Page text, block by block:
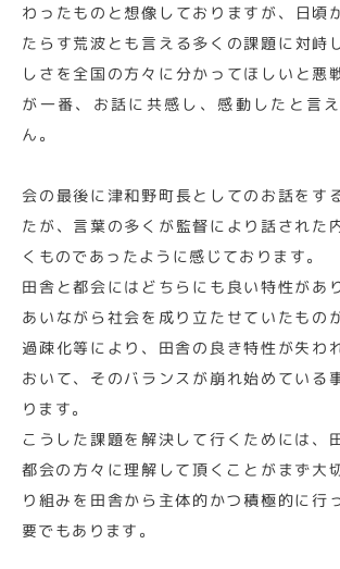
わったものと想像しておりますが、日頃
たらす荒波とも言える多くの課題に対峙
しさを全国の方々に分かってほしいと悪
が一番、お話に共感し、感動したと言
ん。
会の最後に津和野町長としてのお話をす
たが、言葉の多くが監督により話された
くものであったように感じております。
田舎と都会にはどちらにも良い特性があ
あいながら社会を成り立たせていたもの
過疎化等により、田舎の良き特性が失わ
おいて、そのバランスが崩れ始めている
ります。
こうした課題を解決して行くためには、
都会の方々に理解して頂くことがまず大
り組みを田舎から主体的かつ積極的に行
要でもあります。